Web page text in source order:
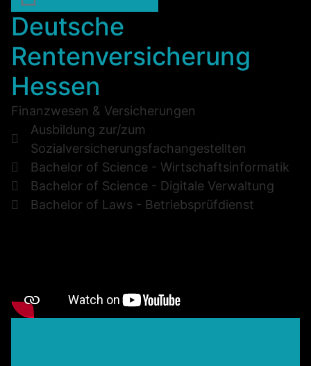
Deutsche
Rentenversicherung
Hessen
Finanzwesen & Versicherungen
Ausbildung zur/zum
Sozialversicherungsfachangestellten
Bachelor of Science - Wirtschaftsinformatik
Bachelor of Science - Digitale Verwaltung
Bachelor of Laws - Betriebsprüfdienst